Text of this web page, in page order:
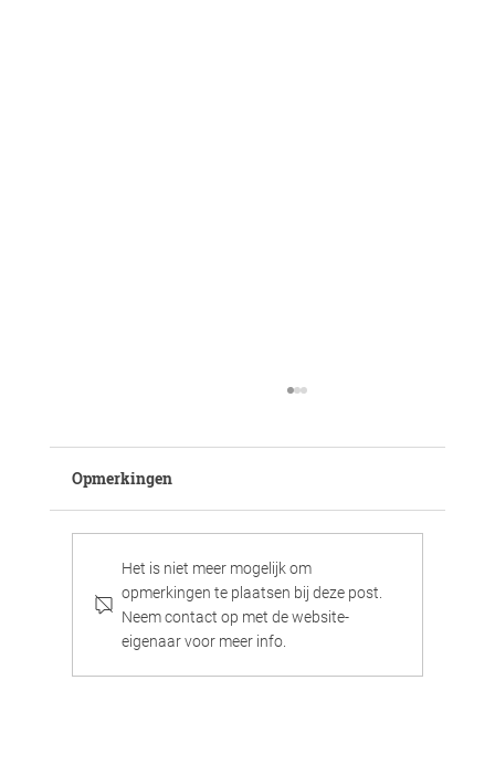
Opmerkingen
Het is niet meer mogelijk om
opmerkingen te plaatsen bij deze post.
Neem contact op met de website-
eigenaar voor meer info.